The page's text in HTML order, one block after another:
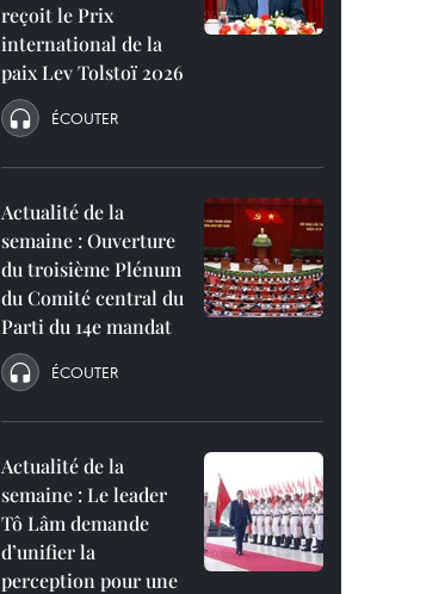
reçoit le Prix
international de la
paix Lev Tolstoï 2026
ÉCOUTER
Actualité de la
semaine : Ouverture
du troisième Plénum
du Comité central du
Parti du 14e mandat
ÉCOUTER
Actualité de la
semaine : Le leader
Tô Lâm demande
d’unifier la
perception pour une